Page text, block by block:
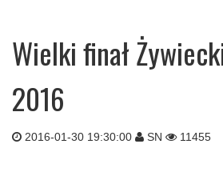
Wielki finał
2016
2016-01-30 19:30:00 SN 11455